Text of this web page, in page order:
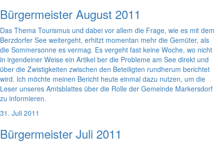
Bürgermeister August 2011
Das Thema Tourismus und dabei vor allem die Frage, wie es mit dem
Berzdorfer See weitergeht, erhitzt momentan mehr die Gemüter, als
die Sommersonne es vermag. Es vergeht fast keine Woche, wo nicht
in irgendeiner Weise ein Artikel ber die Probleme am See direkt und
über die Zwistigkeiten zwischen den Beteiligten rundherum berichtet
wird. Ich möchte meinen Bericht heute einmal dazu nutzen, um die
Leser unseres Amtsblattes über die Rolle der Gemeinde Markersdorf
zu informieren.
31. Juli 2011
Bürgermeister Juli 2011